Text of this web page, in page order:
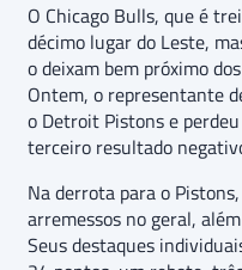
O Chicago Bulls, que é
décimo lugar do Leste,
o deixam bem próximo
Ontem, o representante
o Detroit Pistons e
terceiro resultado
Na derrota para o
arremessos no geral,
Seus destaques